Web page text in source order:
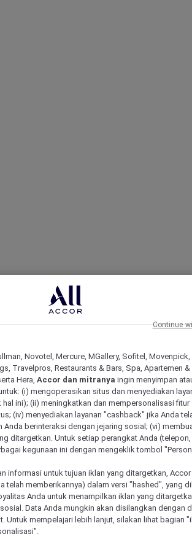
Novotel, Mercure, MGallery, Sofitel, Movenpick,
Travelpros, Restaurants & Bars, Spa, Apartemen &
Hera, Accor dan mitranya ingin menyimpan
(i) mengoperasikan situs dan menyediakan
ini); (ii) meningkatkan dan mempersonalisasi fitur
(iv) menyediakan layanan "cashback" jika Anda
Anda berinteraksi dengan jejaring sosial; (vi)
ditargetkan. Untuk setiap perangkat Anda
kegunaan ini dengan mengeklik tombol
informasi untuk tujuan iklan yang ditargetkan, Accor
telah memberikannya) dalam versi "hashed", yang
Anda untuk menampilkan iklan yang
Data Anda mungkin akan disilangkan dengan
Untuk mempelajari lebih lanjut, silakan lihat bagian
Continue